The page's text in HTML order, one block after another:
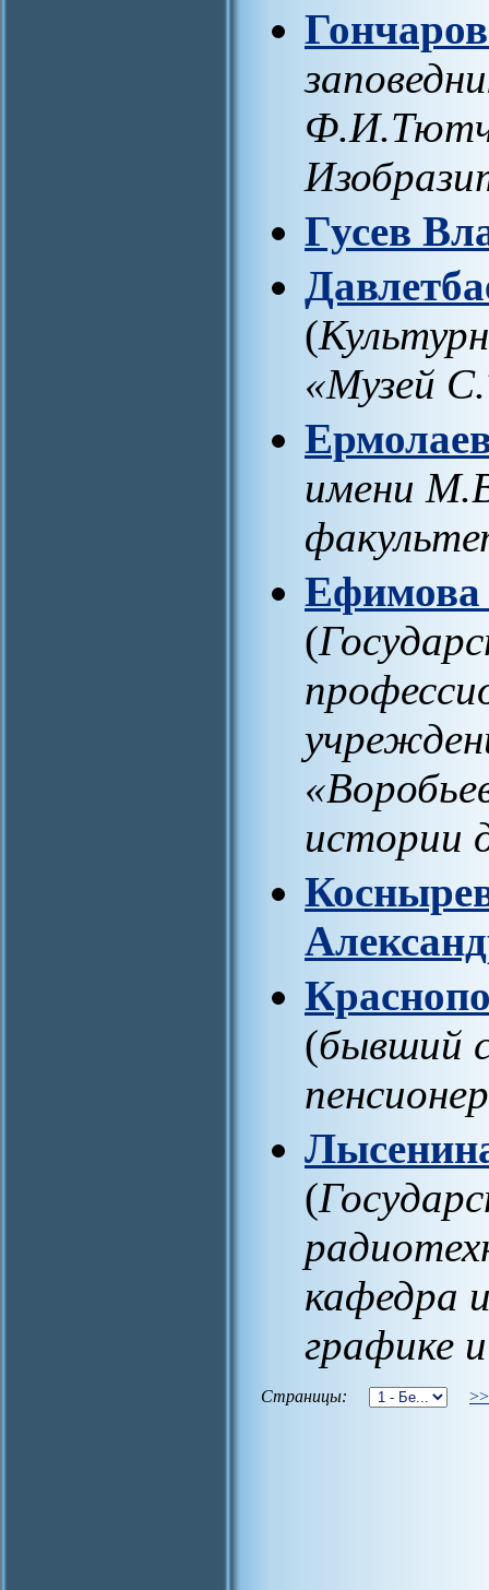
Гусев
(
«Музей
имени
Ефимова
(
истории
(бывший
пенсионер
(
кафедра
графике
Страницы: